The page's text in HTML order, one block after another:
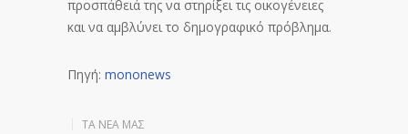
προσπάθειά της να στηρίξει τις οικογένειες
και να αμβλύνει το δημογραφικό πρόβλημα.
Πηγή: mononews
ΤΑ ΝΈΑ ΜΑΣ